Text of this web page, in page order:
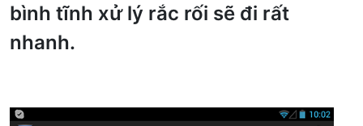
bình tĩnh xử lý rắc rối sẽ đi rất
nhanh.